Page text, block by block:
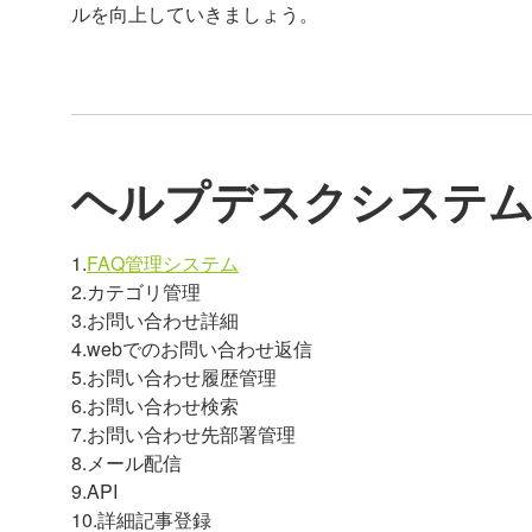
ルを向上していきましょう。
ヘルプデスクシステ
1.FAQ管理システム
2.カテゴリ管理
3.お問い合わせ詳細
4.webでのお問い合わせ返信
5.お問い合わせ履歴管理
6.お問い合わせ検索
7.お問い合わせ先部署管理
8.メール配信
9.API
10.詳細記事登録